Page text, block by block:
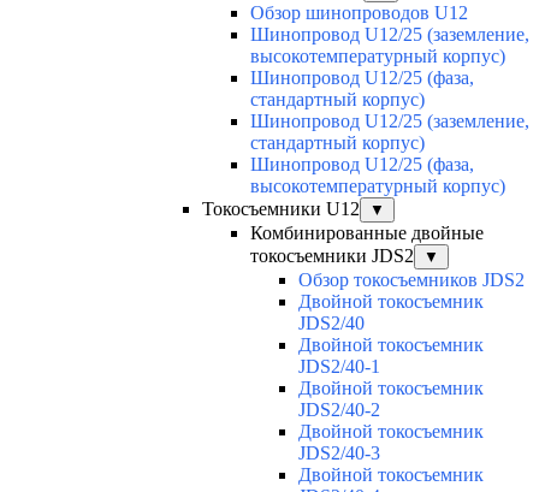
Обзор шинопроводов U12
Шинопровод U12/25 (заземление,
высокотемпературный корпус)
Шинопровод U12/25 (фаза,
стандартный корпус)
Шинопровод U12/25 (заземление,
стандартный корпус)
Шинопровод U12/25 (фаза,
высокотемпературный корпус)
Токосъемники U12
▼
Комбинированные двойные
токосъемники JDS2
▼
Обзор токосъемников JDS2
Двойной токосъемник
JDS2/40
Двойной токосъемник
JDS2/40-1
Двойной токосъемник
JDS2/40-2
Двойной токосъемник
JDS2/40-3
Двойной токосъемник